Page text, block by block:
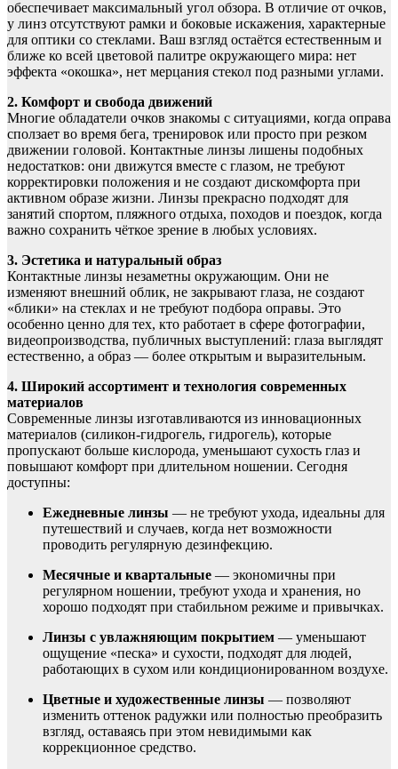
обеспечивает максимальный угол обзора. В отличие от очков,
у линз отсутствуют рамки и боковые искажения, характерные
для оптики со стеклами. Ваш взгляд остаётся естественным и
ближе ко всей цветовой палитре окружающего мира: нет
эффекта «окошка», нет мерцания стекол под разными углами.
2. Комфорт и свобода движений
Многие обладатели очков знакомы с ситуациями, когда оправа
сползает во время бега, тренировок или просто при резком
движении головой. Контактные линзы лишены подобных
недостатков: они движутся вместе с глазом, не требуют
корректировки положения и не создают дискомфорта при
активном образе жизни. Линзы прекрасно подходят для
занятий спортом, пляжного отдыха, походов и поездок, когда
важно сохранить чёткое зрение в любых условиях.
3. Эстетика и натуральный образ
Контактные линзы незаметны окружающим. Они не
изменяют внешний облик, не закрывают глаза, не создают
«блики» на стеклах и не требуют подбора оправы. Это
особенно ценно для тех, кто работает в сфере фотографии,
видеопроизводства, публичных выступлений: глаза выглядят
естественно, а образ — более открытым и выразительным.
4. Широкий ассортимент и технология современных
материалов
Современные линзы изготавливаются из инновационных
материалов (силикон-гидрогель, гидрогель), которые
пропускают больше кислорода, уменьшают сухость глаз и
повышают комфорт при длительном ношении. Сегодня
доступны:
Ежедневные линзы — не требуют ухода, идеальны для
путешествий и случаев, когда нет возможности
проводить регулярную дезинфекцию.
Месячные и квартальные — экономичны при
регулярном ношении, требуют ухода и хранения, но
хорошо подходят при стабильном режиме и привычках.
Линзы с увлажняющим покрытием — уменьшают
ощущение «песка» и сухости, подходят для людей,
работающих в сухом или кондиционированном воздухе.
Цветные и художественные линзы — позволяют
изменить оттенок радужки или полностью преобразить
взгляд, оставаясь при этом невидимыми как
коррекционное средство.